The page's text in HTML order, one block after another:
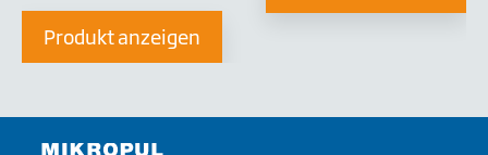
Produkt anzeigen